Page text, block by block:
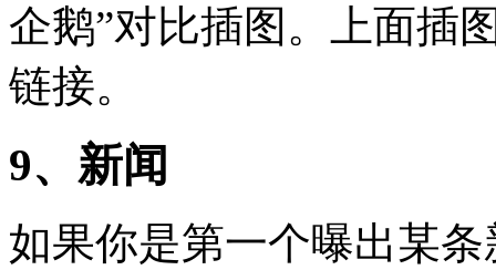
企鹅”对比插图。上面插
链接。
9、新闻
如果你是第一个曝出某